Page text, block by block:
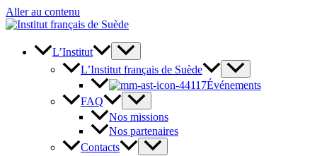
Aller au contenu
L’Institut
L’Institut français de Suède
Événements
FAQ
Nos missions
Nos partenaires
Contacts